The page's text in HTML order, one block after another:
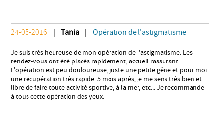
24-05-2016 |Tania |Opération de l'astigmatisme
Je suis très heureuse de mon opération de l'astigmatisme. Les
rendez-vous ont été placés rapidement, accueil rassurant.
L'opération est peu douloureuse, juste une petite gêne et pour moi
une récupération très rapide. 5 mois après, je me sens très bien et
libre de faire toute activité sportive, à la mer, etc... Je recommande
à tous cette opération des yeux.